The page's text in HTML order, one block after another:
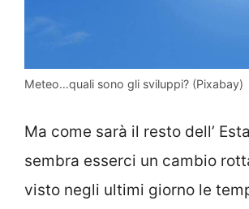
Meteo…quali sono gli sviluppi? (Pixabay)
Ma come sarà il resto dell’
sembra esserci un cambio
visto negli ultimi giorno le